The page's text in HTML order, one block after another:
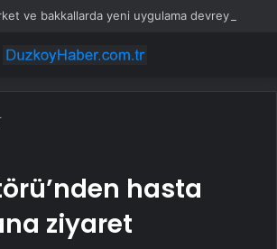
hasta
ziyaret